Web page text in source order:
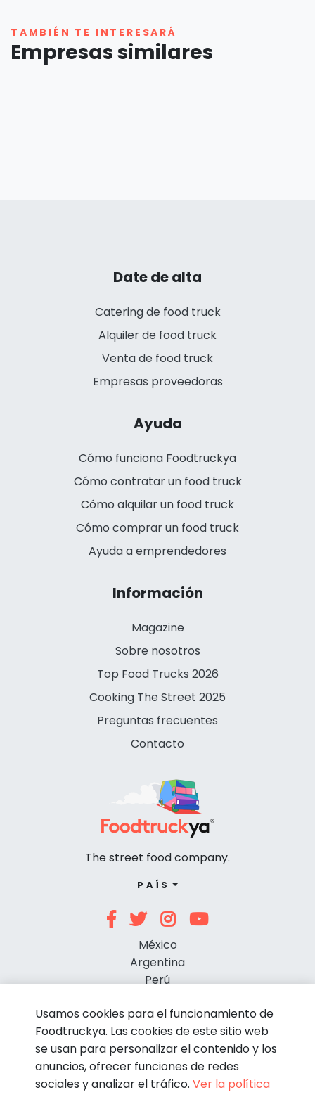
TAMBIÉN TE INTERESARÁ
Empresas similares
Date de alta
Catering de food truck
Alquiler de food truck
Venta de food truck
Empresas proveedoras
Ayuda
Cómo funciona Foodtruckya
Cómo contratar un food truck
Cómo alquilar un food truck
Cómo comprar un food truck
Ayuda a emprendedores
Información
Magazine
Sobre nosotros
Top Food Trucks 2026
Cooking The Street 2025
Preguntas frecuentes
Contacto
The street food company.
PAÍS
México
Argentina
Perú
Usamos cookies para el funcionamiento de
Foodtruckya. Las cookies de este sitio web
se usan para personalizar el contenido y los
anuncios, ofrecer funciones de redes
sociales y analizar el tráfico. Ver la política